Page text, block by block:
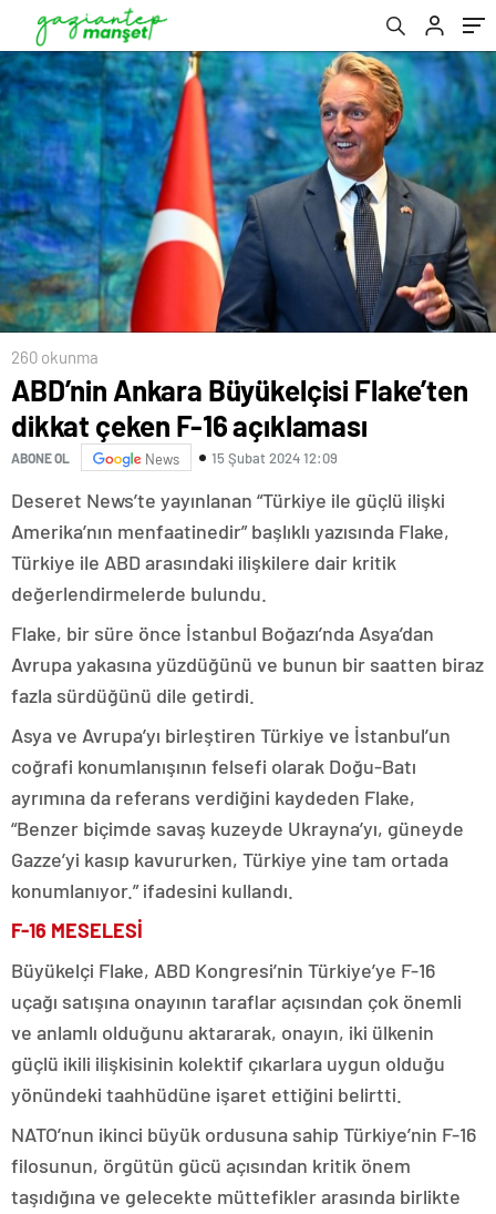
260 okunma
ABD’nin Ankara Büyükelçisi Flake’ten
dikkat çeken F-16 açıklaması
ABONE OL News 15 Şubat 2024 12:09
Deseret News’te yayınlanan “Türkiye ile güçlü ilişki
Amerika’nın menfaatinedir” başlıklı yazısında Flake,
Türkiye ile ABD arasındaki ilişkilere dair kritik
değerlendirmelerde bulundu.
Flake, bir süre önce İstanbul Boğazı’nda Asya’dan
Avrupa yakasına yüzdüğünü ve bunun bir saatten biraz
fazla sürdüğünü dile getirdi.
Asya ve Avrupa’yı birleştiren Türkiye ve İstanbul’un
coğrafi konumlanışının felsefi olarak Doğu-Batı
ayrımına da referans verdiğini kaydeden Flake,
“Benzer biçimde savaş kuzeyde Ukrayna’yı, güneyde
Gazze’yi kasıp kavururken, Türkiye yine tam ortada
konumlanıyor.” ifadesini kullandı.
F-16 MESELESİ
Büyükelçi Flake, ABD Kongresi’nin Türkiye’ye F-16
uçağı satışına onayının taraflar açısından çok önemli
ve anlamlı olduğunu aktararak, onayın, iki ülkenin
güçlü ikili ilişkisinin kolektif çıkarlara uygun olduğu
yönündeki taahhüdüne işaret ettiğini belirtti.
NATO’nun ikinci büyük ordusuna sahip Türkiye’nin F-16
filosunun, örgütün gücü açısından kritik önem
taşıdığına ve gelecekte müttefikler arasında birlikte